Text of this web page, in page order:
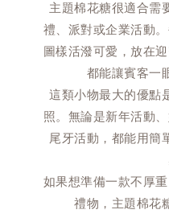
主題棉花糖很適合需
禮、派對或企業活動
圖樣活潑可愛，放在
都能讓賓客一
這類小物最大的優點
照。無論是新年活動
尾牙活動，都能用簡
如果想準備一款不厚
禮物，主題棉花